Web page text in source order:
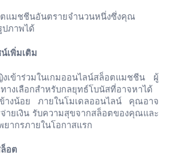
ตแมชชีนอันตรายจำนวนหนึ่งซึ่งคุณ
ปภาพได้
เพิ่มเติม
เข้าร่วมในเกมออนไลน์สล็อตแมชชีน
ผู้
งเลือกสำหรับกลยุทธ์โบนัสที่อาจหาได้
างน้อย
ภายในโมเดลออนไลน์
คุณอาจ
ายเงิน รับความสุขจากสล็อตของคุณและ
ยากรภายในโอกาสแรก
อต